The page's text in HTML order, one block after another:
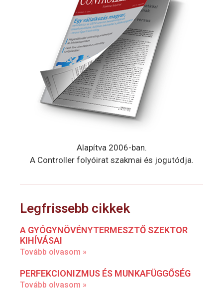
Alapítva 2006-ban.
A Controller folyóirat szakmai és jogutódja.
Legfrissebb cikkek
A GYÓGYNÖVÉNYTERMESZTŐ SZEKTOR
KIHÍVÁSAI
Tovább olvasom »
PERFEKCIONIZMUS ÉS MUNKAFÜGGŐSÉG
Tovább olvasom »